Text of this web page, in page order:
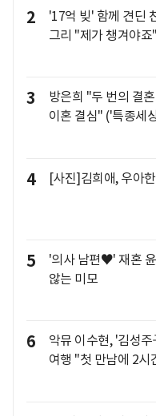
2
'17억 빚' 함께 견딘
그리 "제가 챙겨야죠
3
방은희 "두 번의 결
이혼 결심" ('특종세
4 [사진]김희애, 우아
5
'의사 남편♥' 재혼
않는 미모
6
악뮤 이수현, '김성
여행 "첫 만남에 2시